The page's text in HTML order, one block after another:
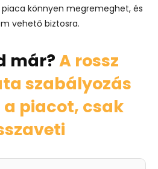
könnyen megremeghet, és
vehető biztosra.
már?A rossz
szabályozás
a piacot, csak